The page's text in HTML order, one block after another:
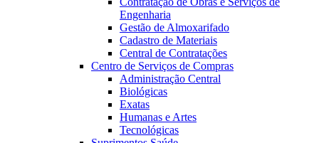
Engenharia
Gestão de Almoxarifado
Cadastro de Materiais
Central de Contratações
Centro de Serviços de Compras
Administração Central
Biológicas
Exatas
Humanas e Artes
Tecnológicas